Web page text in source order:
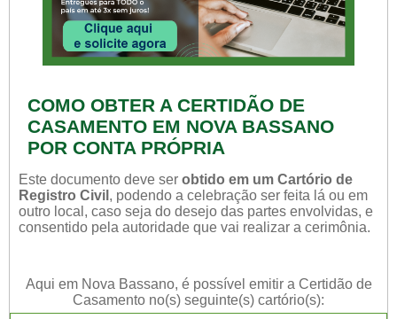
COMO OBTER A CERTIDÃO DE
CASAMENTO EM NOVA BASSANO
POR CONTA PRÓPRIA
Este documento deve ser obtido em um Cartório de
Registro Civil , podendo a celebração ser feita lá ou em
outro local, caso seja do desejo das partes envolvidas, e
consentido pela autoridade que vai realizar a cerimônia.
Aqui em Nova Bassano, é possível emitir a Certidão de
Casamento no(s) seguinte(s) cartório(s):